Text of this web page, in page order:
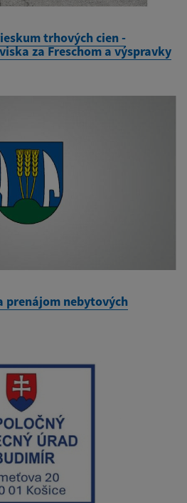
trhových cien -
za Freschom a výspravky
prenájom nebytových